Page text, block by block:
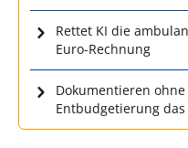
Rettet KI die
Euro-Rechnung
Dokumentieren
Entbudgetierung